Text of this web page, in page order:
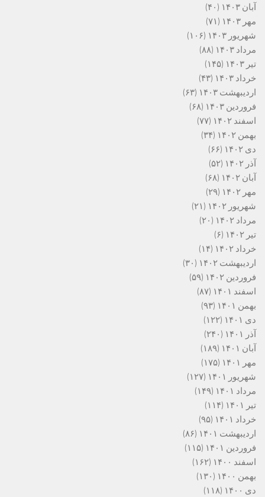
آبان ۱۴۰۳
(۴۰)
مهر ۱۴۰۳
(۷۱)
شهریور ۱۴۰۳
(۱۰۶)
مرداد ۱۴۰۳
(۸۸)
تیر ۱۴۰۳
(۱۴۵)
خرداد ۱۴۰۳
(۴۳)
اردیبهشت ۱۴۰۳
(۶۳)
فروردین ۱۴۰۳
(۶۸)
اسفند ۱۴۰۲
(۷۷)
بهمن ۱۴۰۲
(۳۴)
دی ۱۴۰۲
(۶۶)
آذر ۱۴۰۲
(۵۲)
آبان ۱۴۰۲
(۶۸)
مهر ۱۴۰۲
(۲۹)
شهریور ۱۴۰۲
(۲۱)
مرداد ۱۴۰۲
(۲۰)
تیر ۱۴۰۲
(۶)
خرداد ۱۴۰۲
(۱۴)
اردیبهشت ۱۴۰۲
(۳۰)
فروردین ۱۴۰۲
(۵۹)
اسفند ۱۴۰۱
(۸۷)
بهمن ۱۴۰۱
(۹۳)
دی ۱۴۰۱
(۱۲۲)
آذر ۱۴۰۱
(۲۴۰)
آبان ۱۴۰۱
(۱۸۹)
مهر ۱۴۰۱
(۱۷۵)
شهریور ۱۴۰۱
(۱۲۷)
مرداد ۱۴۰۱
(۱۴۹)
تیر ۱۴۰۱
(۱۱۴)
خرداد ۱۴۰۱
(۹۵)
اردیبهشت ۱۴۰۱
(۸۶)
فروردین ۱۴۰۱
(۱۱۵)
اسفند ۱۴۰۰
(۱۶۲)
بهمن ۱۴۰۰
(۱۳۰)
دی ۱۴۰۰
(۱۱۸)